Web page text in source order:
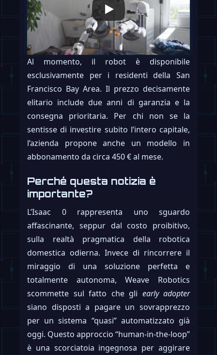
Al momento, il robot è disponibile
esclusivamente per i residenti della San
Francisco Bay Area. Il prezzo decisamente
elitario include due anni di garanzia e la
consegna prioritaria. Per chi non se la
sentisse di investire subito l’intero capitale,
l’azienda propone anche un modello in
abbonamento da circa 450 € al mese.
Perché questa notizia è
importante?
L’Isaac 0 rappresenta uno sguardo
affascinante, seppur dal costo proibitivo,
sulla realtà pragmatica della robotica
domestica odierna. Invece di rincorrere il
miraggio di una soluzione perfetta e
totalmente autonoma, Weave Robotics
scommette sul fatto che gli early adopter
siano disposti a pagare un sovrapprezzo
per un sistema “quasi” automatizzato già
oggi. Questo approccio “human-in-the-loop”
è una scorciatoia ingegnosa per aggirare